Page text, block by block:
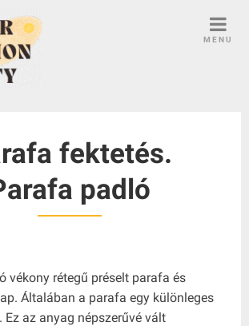
MENU
fektetés.
padló
vékony rétegű préselt parafa és
Általában a parafa egy különleges
Ez az anyag népszerűvé vált